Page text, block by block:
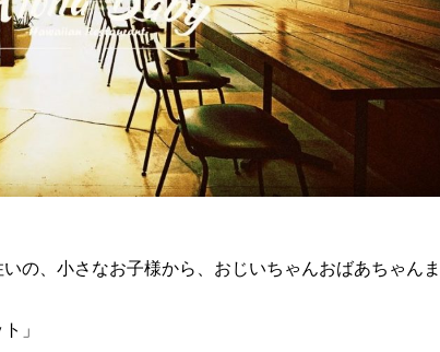
の、小さなお子様から、おじいちゃんおばあちゃんま
」